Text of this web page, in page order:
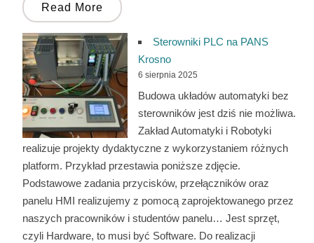
Read More
Sterowniki PLC na PANS
Krosno
6 sierpnia 2025
Budowa układów automatyki bez
sterowników jest dziś nie możliwa.
Zakład Automatyki i Robotyki
realizuje projekty dydaktyczne z wykorzystaniem różnych
platform. Przykład przestawia poniższe zdjęcie.
Podstawowe zadania przycisków, przełączników oraz
panelu HMI realizujemy z pomocą zaprojektowanego przez
naszych pracowników i studentów panelu… Jest sprzęt,
czyli Hardware, to musi być Software. Do realizacji